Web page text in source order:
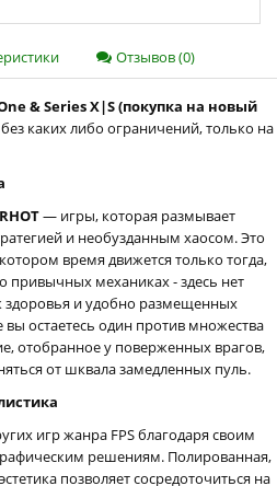
Отзывов (0)
& Series X|S (покупка на новый
каких либо ограничений, только на
— игры, которая размывает
и необузданным хаосом. Это
время движется только тогда,
привычных механиках - здесь нет
здоровья и удобно размещенных
вы остаетесь один против множества
отобранное у поверженных врагов,
от шквала замедленных пуль.
игр жанра FPS благодаря своим
решениям. Полированная,
позволяет сосредоточиться на